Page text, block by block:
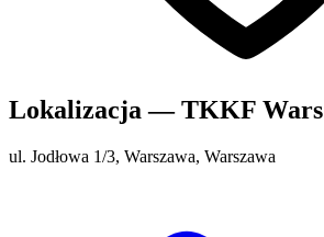
Lokalizacja — TKKF Wars
ul. Jodłowa 1/3, Warszawa, Warszawa